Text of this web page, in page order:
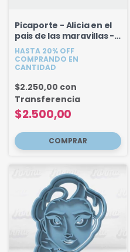
Picaporte - Alicia en el
pais de las maravillas -
8.3 cm
HASTA 20% OFF
COMPRANDO EN
CANTIDAD
$2.500,00
$2.250,00 con
Transferencia